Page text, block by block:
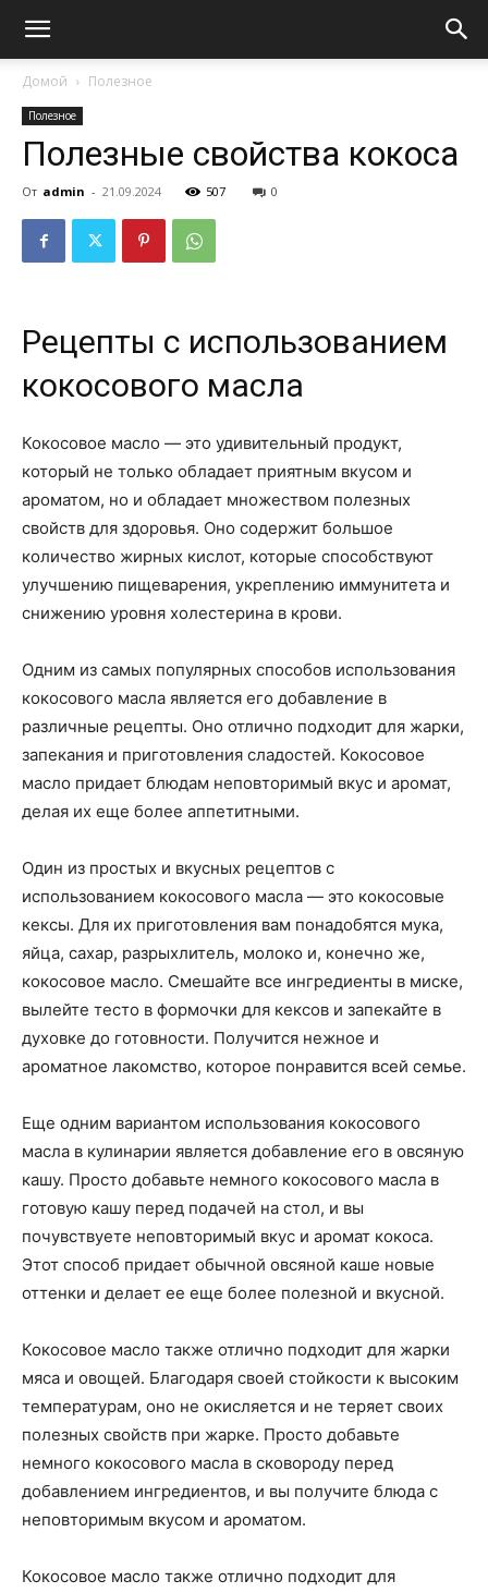
Домой Полезное
Полезное
Полезные свойства кокоса
От admin - 21.09.2024 507 0
Рецепты с использованием
кокосового масла
Кокосовое масло — это удивительный продукт,
который не только обладает приятным вкусом и
ароматом, но и обладает множеством полезных
свойств для здоровья. Оно содержит большое
количество жирных кислот, которые способствуют
улучшению пищеварения, укреплению иммунитета и
снижению уровня холестерина в крови.
Одним из самых популярных способов использования
кокосового масла является его добавление в
различные рецепты. Оно отлично подходит для жарки,
запекания и приготовления сладостей. Кокосовое
масло придает блюдам неповторимый вкус и аромат,
делая их еще более аппетитными.
Один из простых и вкусных рецептов с
использованием кокосового масла — это кокосовые
кексы. Для их приготовления вам понадобятся мука,
яйца, сахар, разрыхлитель, молоко и, конечно же,
кокосовое масло. Смешайте все ингредиенты в миске,
вылейте тесто в формочки для кексов и запекайте в
духовке до готовности. Получится нежное и
ароматное лакомство, которое понравится всей семье.
Еще одним вариантом использования кокосового
масла в кулинарии является добавление его в овсяную
кашу. Просто добавьте немного кокосового масла в
готовую кашу перед подачей на стол, и вы
почувствуете неповторимый вкус и аромат кокоса.
Этот способ придает обычной овсяной каше новые
оттенки и делает ее еще более полезной и вкусной.
Кокосовое масло также отлично подходит для жарки
мяса и овощей. Благодаря своей стойкости к высоким
температурам, оно не окисляется и не теряет своих
полезных свойств при жарке. Просто добавьте
немного кокосового масла в сковороду перед
добавлением ингредиентов, и вы получите блюда с
неповторимым вкусом и ароматом.
Кокосовое масло также отлично подходит для